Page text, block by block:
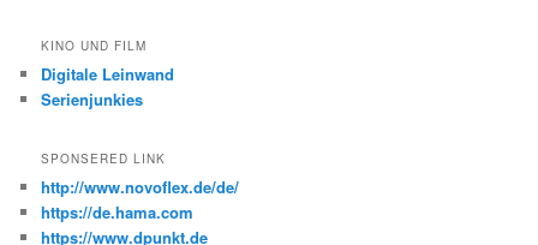
KINO UND FILM
Digitale Leinwand
Serienjunkies
SPONSERED LINK
http://www.novoflex.de/de/
https://de.hama.com
https://www.dpunkt.de